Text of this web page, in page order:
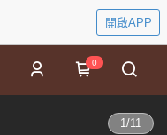
開啟APP
0
1/11